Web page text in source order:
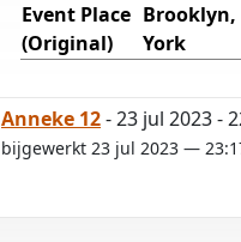
Event Place
(Original)
Brooklyn,
York
Anneke 12- 23 jul 2023 -
bijgewerkt 23 jul 2023 —